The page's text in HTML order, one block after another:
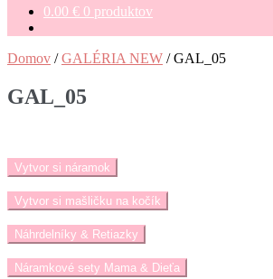
0.00 € 0 produktov
Domov /GALÉRIA NEW /GAL_05
GAL_05
Vytvor si náramok
Vytvor si mašličku na kočík
Náhrdelníky & Retiazky
Náramkové sety Mama & Dieťa